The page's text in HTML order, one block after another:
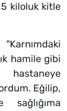
kiloluk kitle
hamile gibi
Eğilip,
sağlığıma